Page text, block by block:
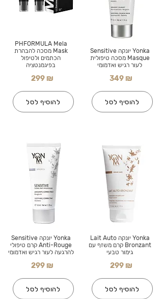
PHFORMULA Mela
Mask מסכה להבהרת
הכתמים ולטיפול
בפיגמנטציה
299 ₪
להוסיף לסל
Yonka יונקה Sensitive
Anti-Rouge קרם טיפולי
להרגעה לעור רגיש ואדמומי
299 ₪
להוסיף לסל
Yonka יונקה Sensitive
Masque מסכה טיפולית
לעור רגיש ואדמומי
349 ₪
להוסיף לסל
Yonka יונקה Lait Auto
Bronzant קרם משזף עם
גימור טבעי
299 ₪
להוסיף לסל